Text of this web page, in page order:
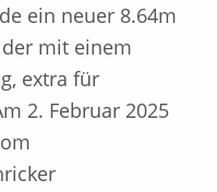
ein neuer 8.64m
mit einem
extra für
2. Februar 2025